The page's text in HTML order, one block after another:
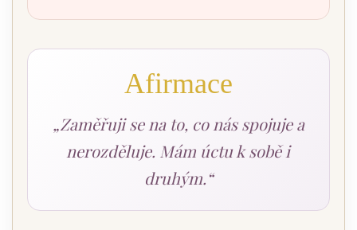
Afirmace
„Zaměřuji se na to, co nás spojuje a
nerozděluje. Mám úctu k sobě i
druhým.“